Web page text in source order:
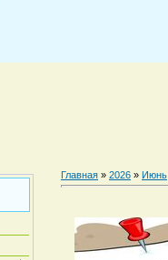
Главная » 2026 » Июнь